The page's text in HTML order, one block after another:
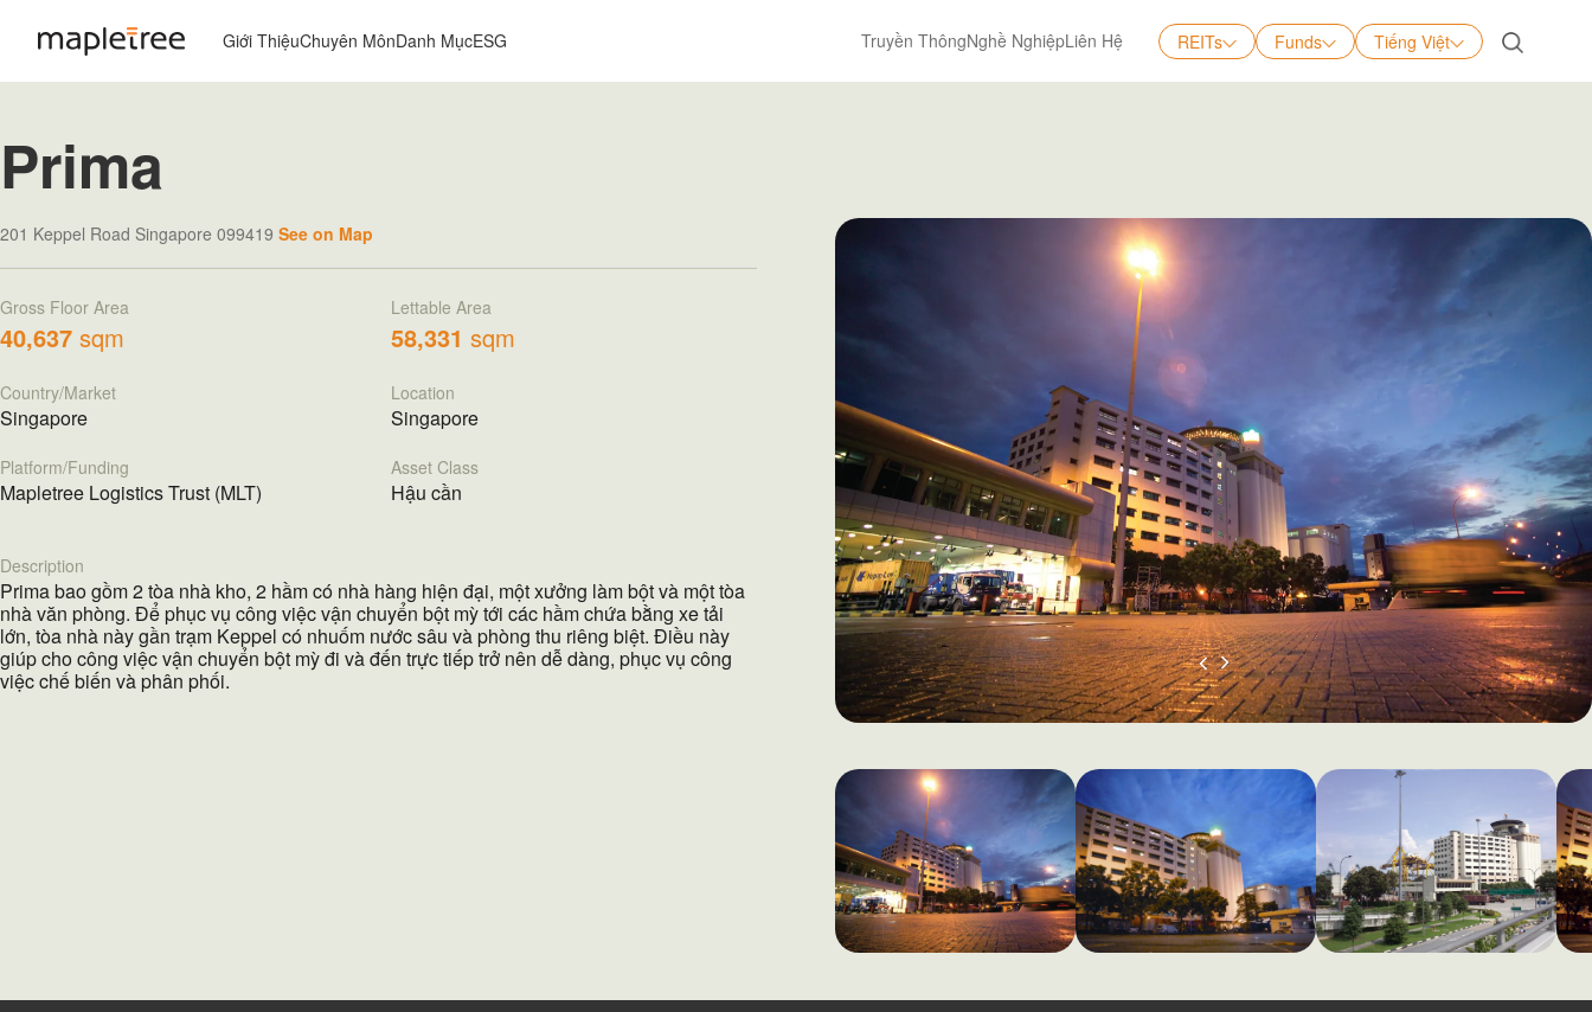
Giới ThiệuChuyên MônDanh MụcESG Truyền ThôngNghề NghiệpLiên Hệ REITs Funds Tiếng Việt
日本語
Prima
201 Keppel Road Singapore 099419 See on Map
Gross Floor Area
40,637 sqm
Lettable Area
58,331 sqm
Country/Market
Singapore
Location
Singapore
Platform/Funding
Mapletree Logistics Trust (MLT)
Asset Class
Hậu cần
Description
Prima bao gồm 2 tòa nhà kho, 2 hầm có nhà hàng hiện đại, một xưởng làm bột và một tòa
nhà văn phòng. Để phục vụ công việc vận chuyển bột mỳ tới các hầm chứa bằng xe tải
lớn, tòa nhà này gần trạm Keppel có nhuốm nước sâu và phòng thu riêng biệt. Điều này
giúp cho công việc vận chuyển bột mỳ đi và đến trực tiếp trở nên dễ dàng, phục vụ công
việc chế biến và phân phối.